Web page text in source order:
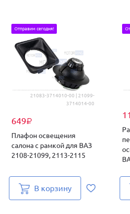
21083-3714010-00 | 21099-
3714014-00
649₽
Отправим сегодня!
Плафон освещения
салона с рамкой для ВАЗ
2108-21099, 2113-2115
В корзину